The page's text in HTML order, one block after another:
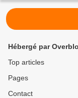
Hébergé par
Top articles
Pages
Contact